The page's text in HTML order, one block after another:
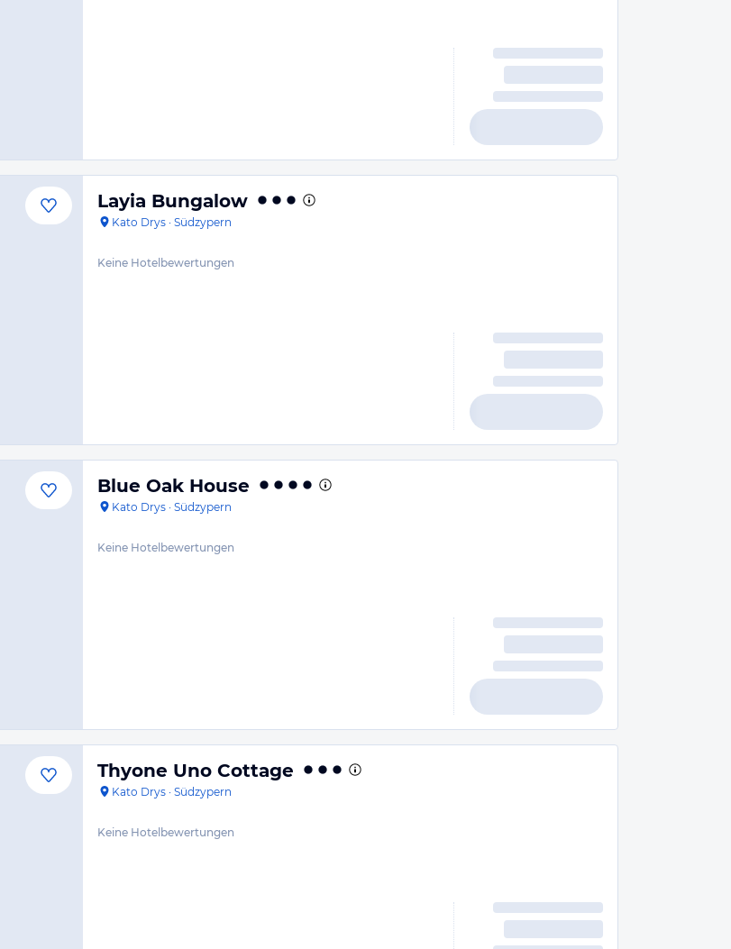
Layia Bungalow
Kato Drys · Südzypern
Keine Hotelbewertungen
Blue Oak House
Kato Drys · Südzypern
Keine Hotelbewertungen
Thyone Uno Cottage
Kato Drys · Südzypern
Keine Hotelbewertungen